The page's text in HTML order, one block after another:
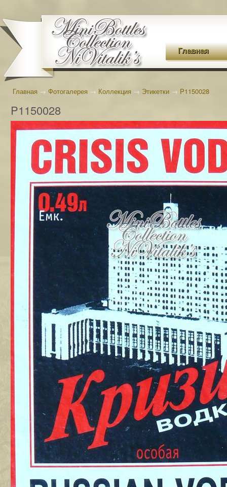
Главная
Главная → Фотогалерея → Коллекция → Этикетки → P1150028
P1150028